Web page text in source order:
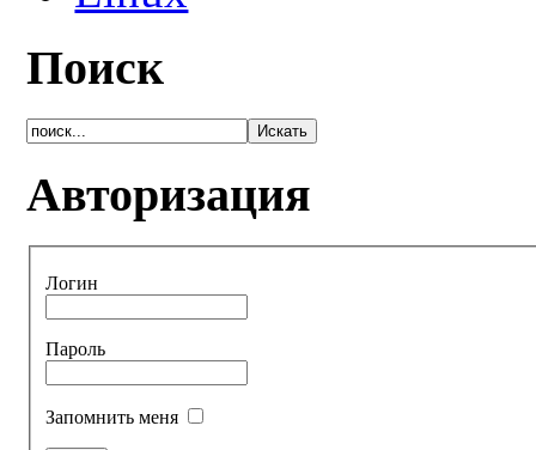
Поиск
Авторизация
Логин
Пароль
Запомнить меня